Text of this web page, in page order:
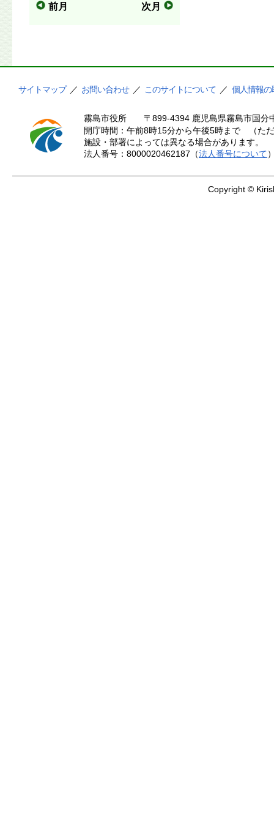
前月 次月
サイトマップ ／ お問い合わせ ／ このサイトについて ／ 個人情報の
霧島市役所
〒899-4394 鹿児島県霧島市国
開庁時間：午前8時15分から午後5時まで （た
施設・部署によっては異なる場合があります。
法人番号：8000020462187（法人番号について
Copyright ©